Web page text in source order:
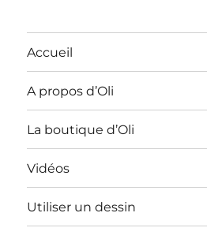
Accueil
A propos d’Oli
La boutique d’Oli
Vidéos
Utiliser un dessin